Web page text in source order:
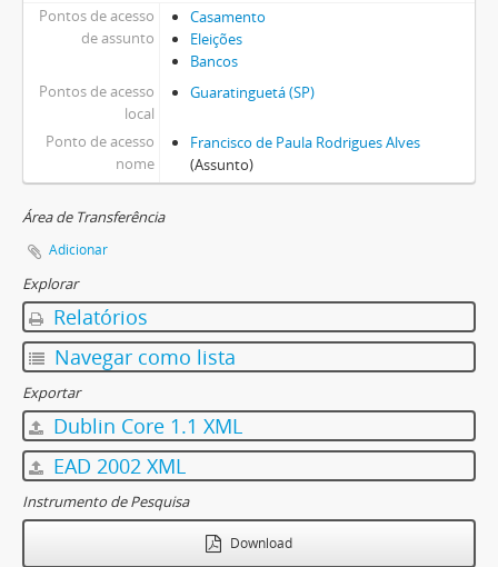
Pontos de acesso
de assunto
Casamento
Eleições
Bancos
Pontos de acesso
local
Guaratinguetá (SP)
Ponto de acesso
nome
Francisco de Paula Rodrigues Alves
(Assunto)
Área de Transferência
Adicionar
Explorar
Relatórios
Navegar como lista
Exportar
Dublin Core 1.1 XML
EAD 2002 XML
Instrumento de Pesquisa
Download